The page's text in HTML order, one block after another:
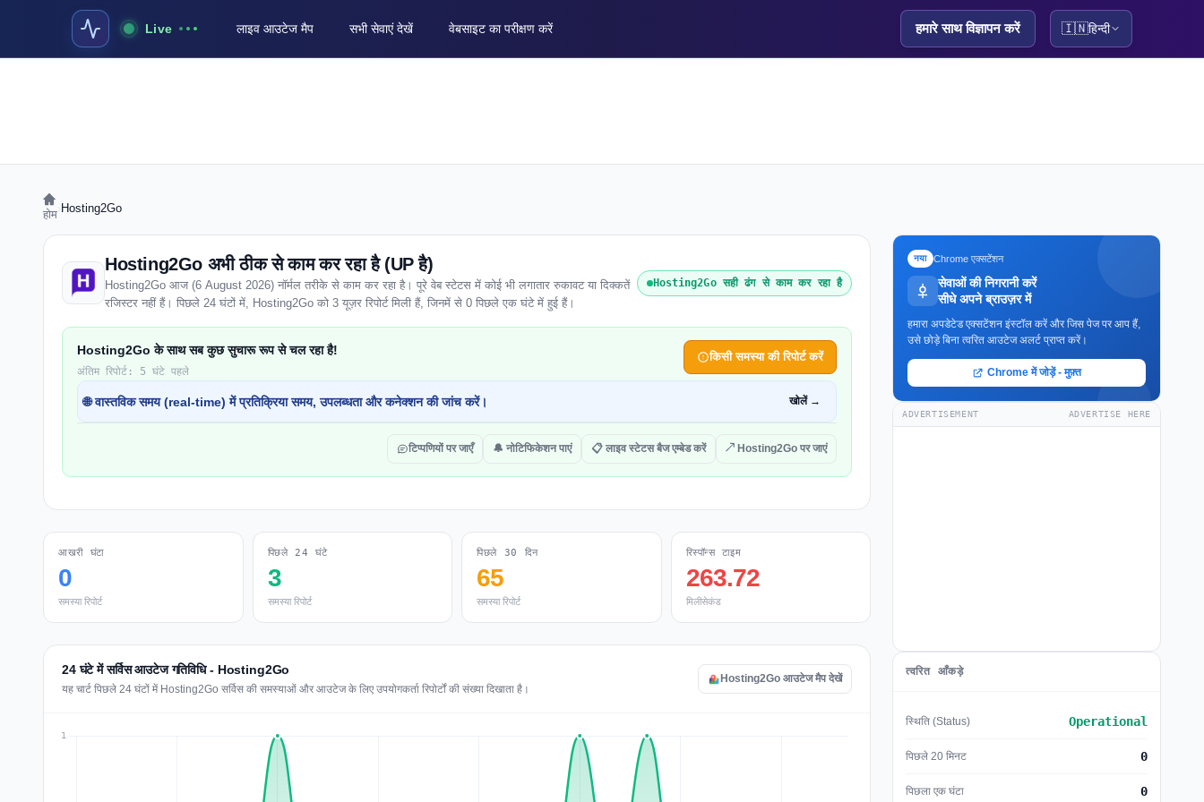
Live लाइव आउटेज मैप सभी सेवाएं देखें वेबसाइट का परीक्षण करें हमारे साथ विज्ञापन करें 🇮🇳हिन्दी
होम Hosting2Go
Hosting2Go अभी ठीक से काम कर रहा है (UP है)
Hosting2Go आज (6 August 2026) नॉर्मल तरीके से काम कर रहा है। पूरे वेब स्टेटस में कोई भी लगातार रुकावट या दिक्कतें
रजिस्टर नहीं हैं। पिछले 24 घंटों में, Hosting2Go को 3 यूज़र रिपोर्ट मिली हैं, जिनमें से 0 पिछले एक घंटे में हुई हैं।
Hosting2Go सही ढंग से काम कर रहा है
Hosting2Go के साथ सब कुछ सुचारू रूप से चल रहा है!
अंतिम रिपोर्ट: 5 घंटे पहले
किसी समस्या की रिपोर्ट करें
🌐 वास्तविक समय (real-time) में प्रतिक्रिया समय, उपलब्धता और कनेक्शन की जांच करें। खोलें →
टिप्पणियों पर जाएँ 🔔 नोटिफिकेशन पाएं 📋 लाइव स्टेटस बैज एम्बेड करें ↗ Hosting2Go पर जाएं
आखरी घंटा
0
समस्या रिपोर्ट
पिछले 24 घंटे
3
समस्या रिपोर्ट
पिछले 30 दिन
65
समस्या रिपोर्ट
रिस्पॉन्स टाइम
263.72
मिलीसेकंड
24 घंटे में सर्विस आउटेज गतिविधि - Hosting2Go
यह चार्ट पिछले 24 घंटों में Hosting2Go सर्विस की समस्याओं और आउटेज के लिए उपयोगकर्ता रिपोर्टों की संख्या दिखाता है।
Hosting2Go आउटेज मैप देखें
नया Chrome एक्सटेंशन
सेवाओं की निगरानी करें
सीधे अपने ब्राउज़र में
हमारा अपडेटेड एक्सटेंशन इंस्टॉल करें और जिस पेज पर आप हैं,
उसे छोड़े बिना त्वरित आउटेज अलर्ट प्राप्त करें।
Chrome में जोड़ें - मुफ़्त
ADVERTISEMENT ADVERTISE HERE
त्वरित आँकड़े
स्थिति (Status) Operational
पिछले 20 मिनट 0
पिछला एक घंटा 0